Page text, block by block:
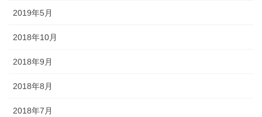
2019年5月
2018年10月
2018年9月
2018年8月
2018年7月
伝統的な風習です。 正確には、木や紙でできた灯篭のような箱で、
◆「よばれ」とは・・・・・・地域で行われる祭りなどで家人が親
戚や知人らをもてなすことを指します。
◆天人堂とは？・・・・・戦前金沢では12月25日から正月15日まで
ました。加賀藩主前田家の先祖は菅原道真といわれ、道真が前田の